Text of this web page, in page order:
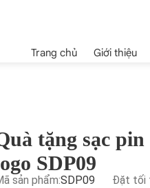
Trang chủ Giới thiệu
tặng sạc
SDP09
sản phẩm:SDP09 Đặt tối